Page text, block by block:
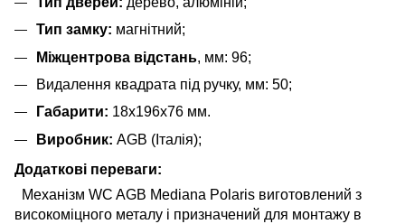
Тип замку: магнітний;
Міжцентрова відстань, мм: 96;
Видалення квадрата під ручку, мм: 50;
Габарити: 18х196х76 мм.
Виробник: AGB (Італія);
Додаткові переваги:
Механізм WC AGB Mediana Polaris виготовлений з
високоміцного металу і призначений для монтажу в